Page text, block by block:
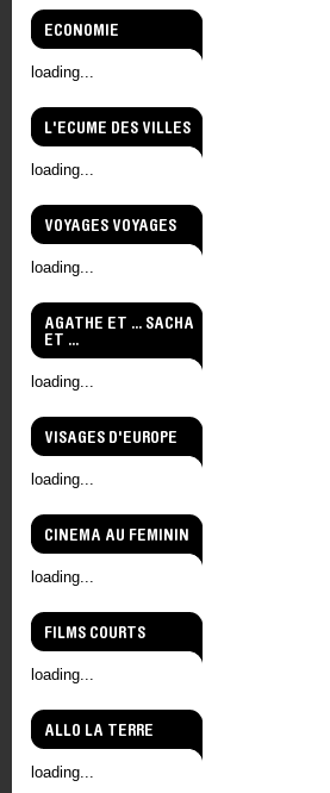
ECONOMIE
loading...
L'ECUME DES VILLES
loading...
VOYAGES VOYAGES
loading...
AGATHE ET ... SACHA
ET ...
loading...
VISAGES D'EUROPE
loading...
CINEMA AU FEMININ
loading...
FILMS COURTS
loading...
ALLO LA TERRE
loading...